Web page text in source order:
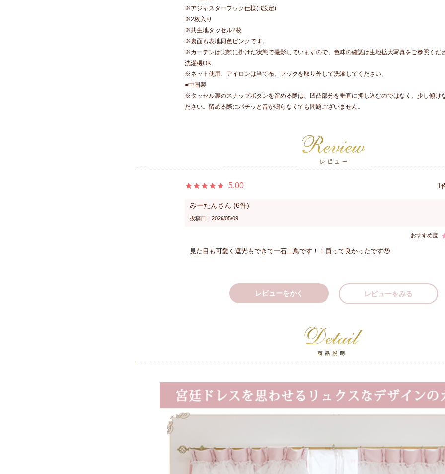
※アジャスターフック仕様(B設定)
※2枚入り
※共生地タッセル2枚
※裏面も表地同色ピンクです。
※カーテンは実際に掛けた状態で撮影していますので、色味の確認は生地拡大写真をご参照くだ
洗濯機OK
※ネット使用、アイロンは当て布、フックを取り外して洗濯してください。
●中国製
※タッセル裏のスナップボタンを留める際は、凹凸部分を垂直に押し込むのではなく、少し傾け
ださい。留める際にパチッと音が鳴らなくても問題ございません。
5.00 1
みーたん 6
投稿日 2026/05/09
見た目も可愛く遮光もできて一石二鳥です！！買って良かったです🥹
レビューをかく レビューをみる